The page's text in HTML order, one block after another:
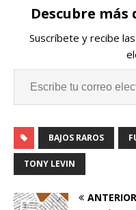
Descubre más
Suscríbete y recibe
BAJOS RAROS
TONY LEVIN
ANTERIOR